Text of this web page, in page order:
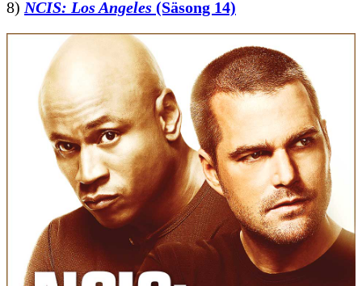
8) NCIS: Los Angeles (Säsong 14)